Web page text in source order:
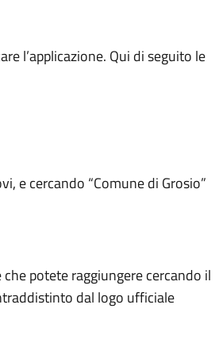
l’applicazione. Qui di seguito le
e cercando “Comune di Grosio”
potete raggiungere cercando il
dal logo ufficiale